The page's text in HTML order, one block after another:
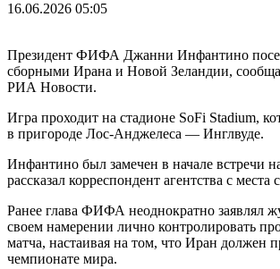
16.06.2026 05:05
Президент ФИФА Джанни Инфантино
сборными Ирана и Новой Зеландии,
РИА Новости.
Игра проходит на стадионе SoFi Stadium,
в пригороде Лос-Анджелеса — Инглвуде.
Инфантино был замечен в начале встречи
рассказал корреспондент агентства с места
Ранее глава ФИФА неоднократно заявлял
своем намерении лично контролировать
матча, настаивая на том, что Иран должен
чемпионате мира.